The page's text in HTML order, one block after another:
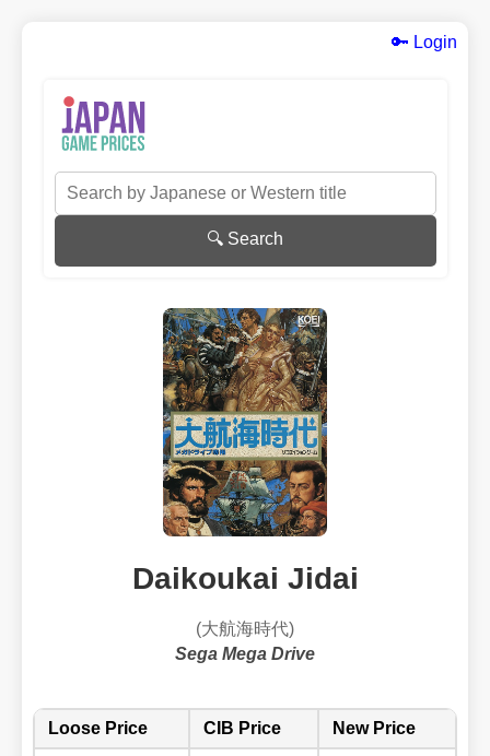
🔑 Login
🔍 Search
Daikoukai Jidai
(大航海時代)
Sega Mega Drive
Loose Price CIB Price New Price